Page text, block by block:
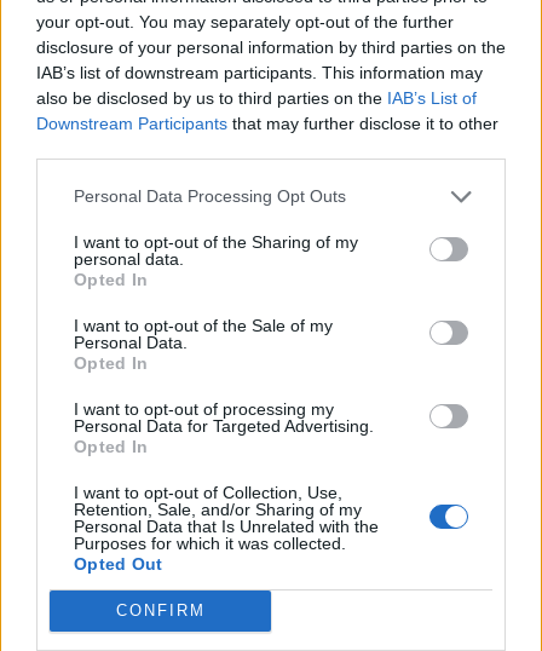
your opt-out. You may separately opt-out of the further
disclosure of your personal information by third parties on the
IAB’s list of downstream participants. This information may
also be disclosed by us to third parties on the IAB’s List of
Downstream Participants that may further disclose it to other
Personal Data Processing Opt Outs
I want to opt-out of the Sharing of my
personal data.
Opted In
I want to opt-out of the Sale of my
Personal Data.
Opted In
I want to opt-out of processing my
Personal Data for Targeted Advertising.
Opted In
I want to opt-out of Collection, Use,
Retention, Sale, and/or Sharing of my
Personal Data that Is Unrelated with the
Purposes for which it was collected.
Opted Out
CONFIRM
In evidenza